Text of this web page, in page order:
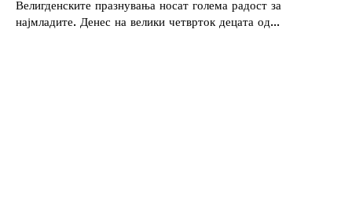
Велигденските празнувања носат голема радост за
најмладите. Денес на велики четврток децата од...